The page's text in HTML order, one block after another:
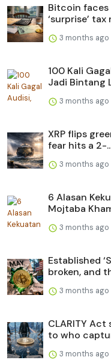
Bitcoin faces
‘surprise’ tax
3 months ago
100 Kali
Jadi Bintang
3 months ago
XRP flips
fear hits a 2-
3 months ago
6 Alasan
Mojtaba
3 months ago
Established
broken, and
3 months ago
CLARITY
to who
3 months ago